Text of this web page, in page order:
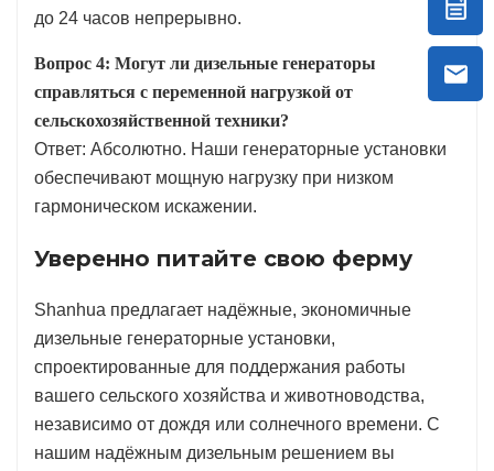
до 24 часов непрерывно.
Вопрос 4: Могут ли дизельные генераторы
справляться с переменной нагрузкой от
сельскохозяйственной техники?
Ответ: Абсолютно. Наши генераторные установки
обеспечивают мощную нагрузку при низком
гармоническом искажении.
Уверенно питайте свою ферму
Shanhua предлагает надёжные, экономичные
дизельные генераторные установки,
спроектированные для поддержания работы
вашего сельского хозяйства и животноводства,
независимо от дождя или солнечного времени. С
нашим надёжным дизельным решением вы